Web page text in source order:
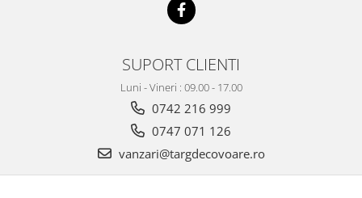
SUPORT CLIENTI
Luni - Vineri : 09.00 - 17.00
0742 216 999
0747 071 126
vanzari@targdecovoare.ro